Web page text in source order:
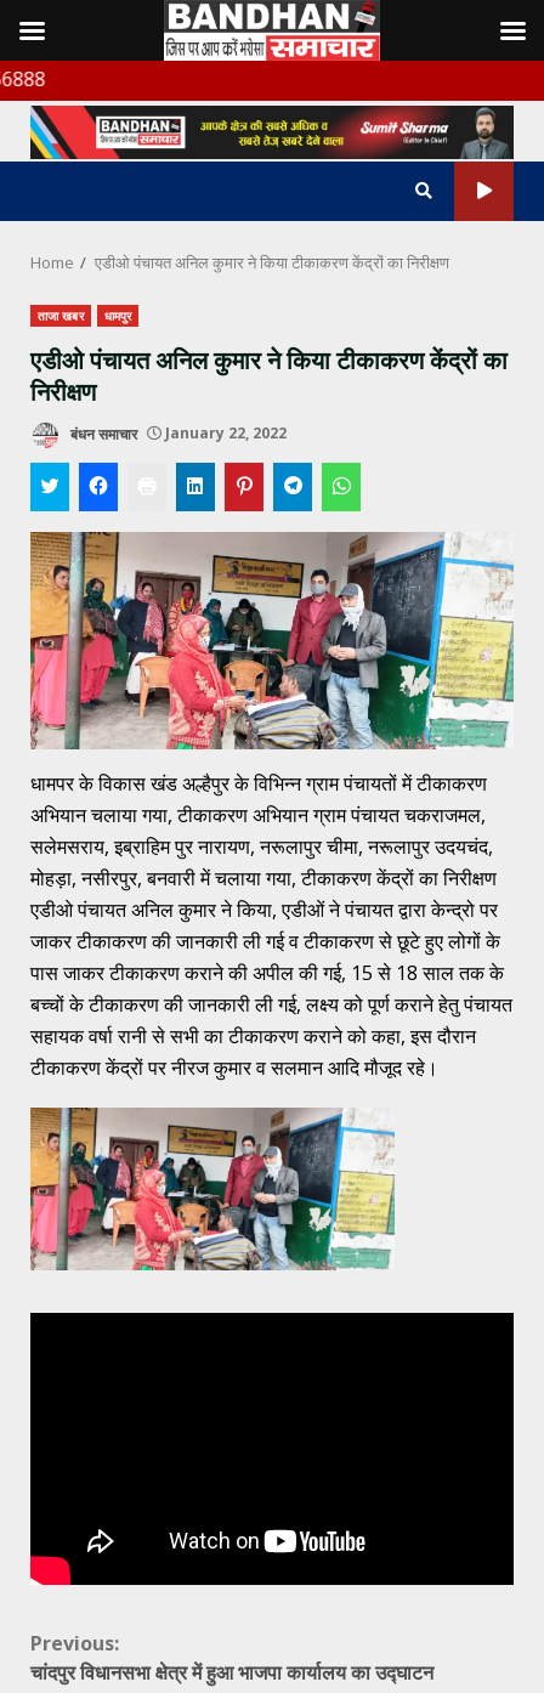
Skip
to
content
Home एडीओ पंचायत अनिल कुमार ने किया टीकाकरण केंद्रों का निरीक्षण
ताजा खबर धामपुर
एडीओ पंचायत अनिल कुमार ने किया टीकाकरण केंद्रों का
निरीक्षण
बंधन समाचार January 22, 2022
धामपर के विकास खंड अल्हैपुर के विभिन्न ग्राम पंचायतों में टीकाकरण
अभियान चलाया गया, टीकाकरण अभियान ग्राम पंचायत चकराजमल,
सलेमसराय, इब्राहिम पुर नारायण, नरूलापुर चीमा, नरूलापुर उदयचंद,
मोहड़ा, नसीरपुर, बनवारी में चलाया गया, टीकाकरण केंद्रों का निरीक्षण
एडीओ पंचायत अनिल कुमार ने किया, एडीओं ने पंचायत द्वारा केन्द्रो पर
जाकर टीकाकरण की जानकारी ली गई व टीकाकरण से छूटे हुए लोगों के
पास जाकर टीकाकरण कराने की अपील की गई, 15 से 18 साल तक के
बच्चों के टीकाकरण की जानकारी ली गई, लक्ष्य को पूर्ण कराने हेतु पंचायत
सहायक वर्षा रानी से सभी का टीकाकरण कराने को कहा, इस दौरान
टीकाकरण केंद्रों पर नीरज कुमार व सलमान आदि मौजूद रहे।
Continue
Previous:
चांदपुर विधानसभा क्षेत्र में हुआ भाजपा कार्यालय का उद्घाटन